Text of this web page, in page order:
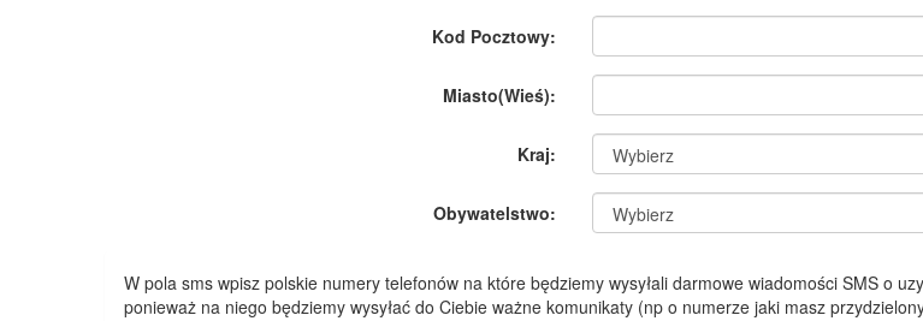
Kod Pocztowy:
Miasto(Wieś):
Kraj:
Obywatelstwo:
W pola sms wpisz polskie numery telefonów na które będziemy wysyłali darmowe wiadomości SMS o
ponieważ na niego będziemy wysyłać do Ciebie ważne komunikaty (np o numerze jaki masz